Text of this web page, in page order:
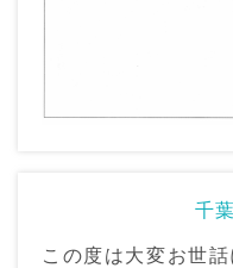
千
この度は大変お世話